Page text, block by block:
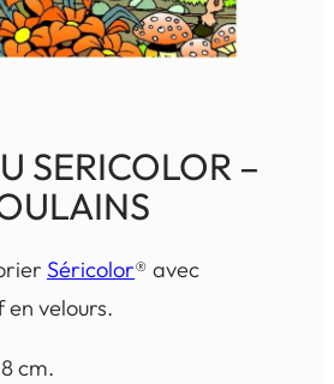
SERICOLOR –
Séricolor® avec
velours.
cm.